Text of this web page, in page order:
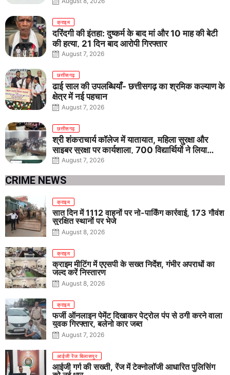
क्राइम
दरिंदगी की इंतहा: दुष्कर्म के बाद मां और 10 माह की बेटी
की हत्या, 21 दिन बाद आरोपी गिरफ्तार
August 7, 2026
छत्तीसगढ़
ढाई साल की उपलब्धियाँ- छत्तीसगढ़ का श्रमिक कल्याण के
क्षेत्र में नई पहचान
August 7, 2026
छत्तीसगढ़
श्री शंकराचार्य कॉलेज में यातायात, महिला सुरक्षा और
साइबर सुरक्षा पर कार्यशाला, 700 विद्यार्थियों ने लिया
जागरूकता का संकल्प
August 7, 2026
CRIME NEWS
क्राइम
सात दिन में 1112 वाहनों पर नो-पार्किंग कार्रवाई, 173 गौवंश
सुरक्षित स्थानों पर भेजे
August 8, 2026
क्राइम
क्राइम मीटिंग में एएसपी के सख्त निर्देश, गंभीर अपराधों का
जल्द करें निस्तारण
August 8, 2026
क्राइम
फर्जी ऑनलाइन पेमेंट दिखाकर पेट्रोल पंप से ठगी करने वाला
युवक गिरफ्तार, बलेनो कार जब्त
August 7, 2026
आईजी रेंज बिलासपुर
आईजी गर्ग की सख्ती, रेंज में टेक्नोलॉजी आधारित पुलिसिंग